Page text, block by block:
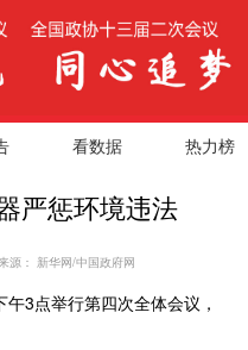
看数据 热力榜
严惩环境违法
源： 新华网/中国政府网
3点举行第四次全体会议，